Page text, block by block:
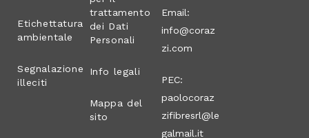
Etichettatura
ambientale
Segnalazione
illeciti
trattamento
dei Dati
Personali
Info legali
Mappa del
sito
Email:
info@coraz
zi.com
PEC:
paolocoraz
zifibresrl@le
galmail.it